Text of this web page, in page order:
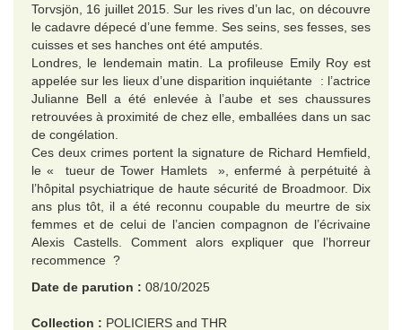
Torvsjön, 16 juillet 2015. Sur les rives d’un lac, on découvre
le cadavre dépecé d’une femme. Ses seins, ses fesses, ses
cuisses et ses hanches ont été amputés.
Londres, le lendemain matin. La profileuse Emily Roy est
appelée sur les lieux d’une disparition inquiétante : l’actrice
Julianne Bell a été enlevée à l’aube et ses chaussures
retrouvées à proximité de chez elle, emballées dans un sac
de congélation.
Ces deux crimes portent la signature de Richard Hemfield,
le « tueur de Tower Hamlets », enfermé à perpétuité à
l’hôpital psychiatrique de haute sécurité de Broadmoor. Dix
ans plus tôt, il a été reconnu coupable du meurtre de six
femmes et de celui de l’ancien compagnon de l’écrivaine
Alexis Castells. Comment alors expliquer que l’horreur
recommence ?
Date de parution : 08/10/2025
Collection : POLICIERS and THR